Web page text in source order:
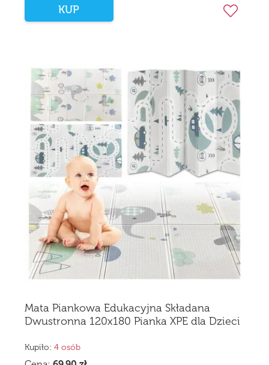
KUP
Mata Piankowa Edukacyjna Składana
Dwustronna 120x180 Pianka XPE dla Dzieci
Kupiło: 4 osób